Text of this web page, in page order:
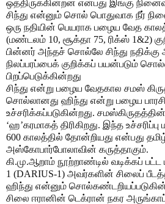
ஒத்திருக்கின்றன என்பது இங்கு
சிந்து என்னும் சொல் பொதுவாக நீர்
ஒரு நதியின் பெயராக பழைய வேத
(மண்டலம் 10, சூக்தா 75, ரிக்ஸ் 1&2)
பின்னர் அந்தச் சொல்லே சிந்து
நிலப்பரப்பைக் குறிக்கப் பயன்படும்
பிறப்பெடுக்கின்றது
சிந்து என்று பழைய வேதகால சமஸ்
சொல்லானது ஹிந்து என்று பழைய
உச்சரிக்கப்படுகின்றது.
‘ஹ’கரமாகத் திரிகிறது. இந்த உச்சரிப்பு
600 காலத்தில் தோன்றியது என்பது
அஸ்கோபார்போலாவின் கருத்தாகும்.
கி.மு.ஆறாம் நூற்றாண்டில் வடிக்கப்
1 (DARIUS-1) அவர்களின் சிலைப்
ஹிந்து என்னும்
சிலை ஈரானின் டெக்ரான் நகர